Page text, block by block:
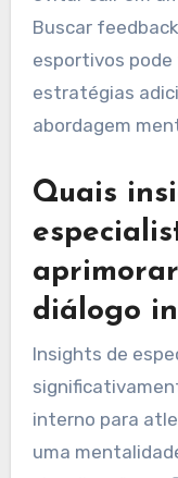
interno se torna
substituir
afirmações
realistas e
evitar cair em
Buscar
esportivos
estratégias
abordagem
Quais